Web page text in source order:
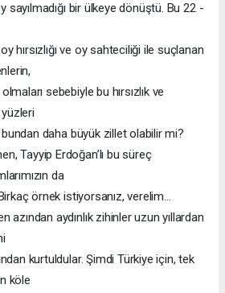
sayılmadığı bir ülkeye dönüştü. Bu 22 -
hırsızlığı ve oy sahteciliği ile suçlanan
sebebiyle bu hırsızlık ve
bundan daha büyük zillet olabilir mi?
Tayyip Erdoğan’lı bu süreç
da
örnek istiyorsanız, verelim...
azından aydınlık zihinler uzun yıllardan
kurtuldular. Şimdi Türkiye için, tek
köle